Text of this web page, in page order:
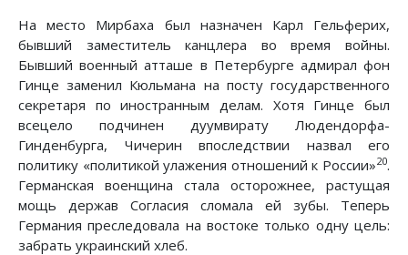
На место Мирбаха был назначен Карл Гельферих,
бывший заместитель канцлера во время войны.
Бывший военный атташе в Петербурге адмирал фон
Гинце заменил Кюльмана на посту государственного
секретаря по иностранным делам. Хотя Гинце был
всецело подчинен дуумвирату Людендорфа-
Гинденбурга, Чичерин впоследствии назвал его
политику «политикой улажения отношений к России»20.
Германская военщина стала осторожнее, растущая
мощь держав Согласия сломала ей зубы. Теперь
Германия преследовала на востоке только одну цель:
забрать украинский хлеб.